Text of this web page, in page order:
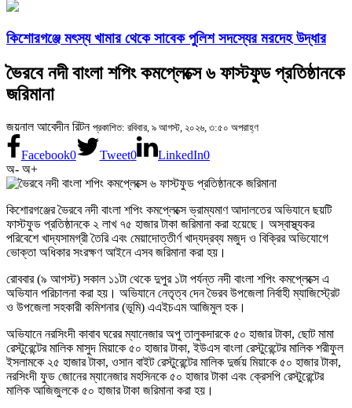
কিশোরগঞ্জে মৎস্য খামার থেকে সাবেক পুলিশ সদস্যের মরদেহ উদ্ধার
ভৈরবে নদী বাংলা শপিং কমপ্লেক্সে ৬ ফাস্টফুড প্রতিষ্ঠানকে
জরিমানা
জয়নাল আবেদীন রিটন প্রকাশিত: রবিবার, ৯ আগস্ট, ২০২৬, ৩:৫০ অপরাহ্ণ
Facebook0 Tweet0 LinkedIn0
অ- অ+
কিশোরগঞ্জের ভৈরবে নদী বাংলা শপিং কমপ্লেক্সে ভ্রাম্যমাণ আদালতের অভিযানে ছয়টি
ফাস্টফুড প্রতিষ্ঠানকে ২ লাখ ৭৫ হাজার টাকা জরিমানা করা হয়েছে। অস্বাস্থ্যকর
পরিবেশে খাদ্যসামগ্রী তৈরি এবং মেয়াদোত্তীর্ণ খাদ্যদ্রব্য মজুদ ও বিক্রির অভিযোগে
ভোক্তা অধিকার সংরক্ষণ আইনে এসব জরিমানা করা হয়।
রোববার (৯ আগস্ট) সকাল ১১টা থেকে দুপুর ১টা পর্যন্ত নদী বাংলা শপিং কমপ্লেক্সে এ
অভিযান পরিচালনা করা হয়। অভিযানে নেতৃত্ব দেন ভৈরব উপজেলা নির্বাহী ম্যাজিস্ট্রেট
ও উপজেলা সহকারী কমিশনার (ভূমি) এএইচএম আজিমুল হক।
অভিযানে নরসিংদী কাবাব ঘরের ম্যানেজার অপু তালুকদারকে ৫০ হাজার টাকা, ছোট মামা
রেস্টুরেন্টের মালিক মাসুদ মিয়াকে ৫০ হাজার টাকা, ইউএস বাংলা রেস্টুরেন্টের মালিক শরীফুল
ইসলামকে ২৫ হাজার টাকা, ওসান বাইট রেস্টুরেন্টের মালিক দুর্জয় মিয়াকে ৫০ হাজার টাকা,
নরসিংদী ফুড জোনের ম্যানেজার মহসিনকে ৫০ হাজার টাকা এবং ক্রেসপি রেস্টুরেন্টের
মালিক আজিজুলকে ৫০ হাজার টাকা জরিমানা করা হয়।